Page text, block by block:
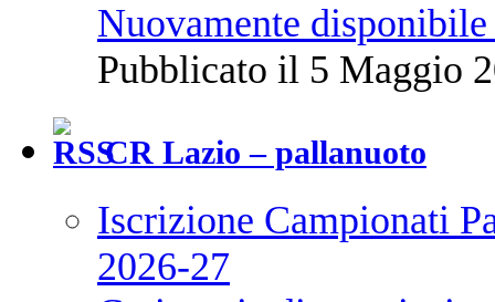
Nuovamente
Pubblicato il 5 Maggio
CR Lazio – pallanuoto
Iscrizione Campionati
2026-27